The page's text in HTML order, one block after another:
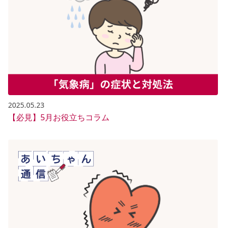
2025.05.23
【必見】5月お役立ちコラム